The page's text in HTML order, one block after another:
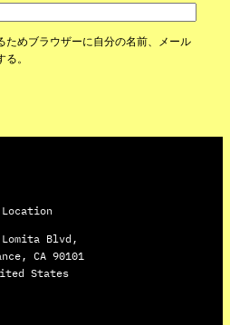
ためブラウザーに自分の名前、メール
。
Location
Lomita Blvd,
CA 90101
States